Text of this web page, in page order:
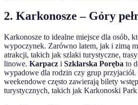
2. Karkonosze – Góry
Karkonosze to idealne miejsce dla osób,
wypoczynek. Zarówno latem, jak i zimą
atrakcji, takich jak szlaki turystyczne,
linowe. Karpacz i Szklarska Poręba to
wypadowe dla rodzin czy grup
weekendowe często zawierają bilety
turystycznych, takich jak Karkonoski